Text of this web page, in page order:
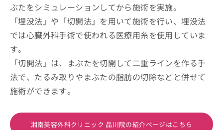
ぶたをシミュレーションしてから施術を実施。
「埋没法」や「切開法」を用いて施術を行い、埋没法
では心臓外科手術で使われる医療用糸を使用していま
す。
「切開法」は、まぶたを切開して二重ラインを作る手
法で、たるみ取りやまぶたの脂肪の切除などと併せて
施術ができます。
湘南美容外科クリニック 品川院の紹介ページはこちら